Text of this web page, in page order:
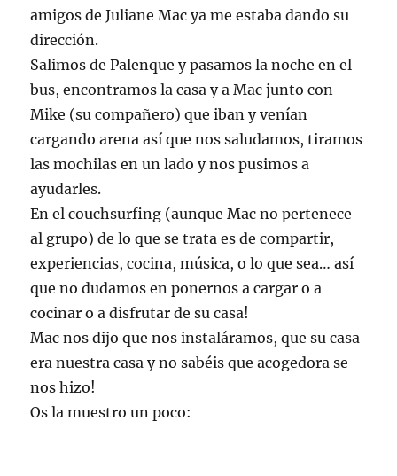
amigos de Juliane Mac ya me estaba dando su
dirección.
Salimos de Palenque y pasamos la noche en el
bus, encontramos la casa y a Mac junto con
Mike (su compañero) que iban y venían
cargando arena así que nos saludamos, tiramos
las mochilas en un lado y nos pusimos a
ayudarles.
En el couchsurfing (aunque Mac no pertenece
al grupo) de lo que se trata es de compartir,
experiencias, cocina, música, o lo que sea… así
que no dudamos en ponernos a cargar o a
cocinar o a disfrutar de su casa!
Mac nos dijo que nos instaláramos, que su casa
era nuestra casa y no sabéis que acogedora se
nos hizo!
Os la muestro un poco: